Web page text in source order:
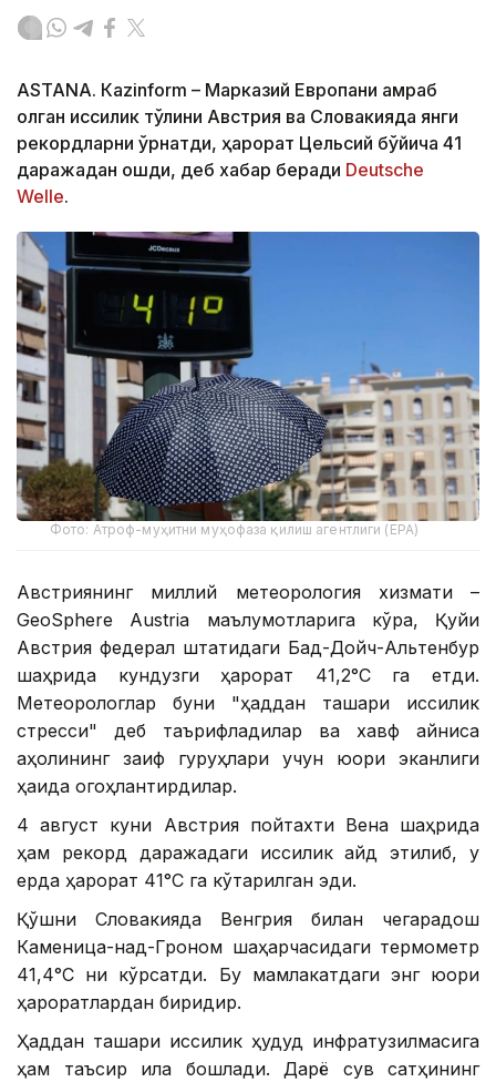
ASTANА. Кazinform – Марказий Европани қамраб
олган иссиқлик тўлқини Австрия ва Словакияда янги
рекордларни ўрнатди, ҳарорат Цельсий бўйича 41
даражадан ошди, деб хабар беради Deutsche
Welle.
Фото: Атроф-муҳитни муҳофаза қилиш агентлиги (EPA)
Австриянинг миллий метеорология хизмати –
GeoSphere Austria маълумотларига кўра, Қуйи
Австрия федерал штатидаги Бад-Дойч-Альтенбур
шаҳрида кундузги ҳарорат 41,2°С га етди.
Метеорологлар буни "ҳаддан ташқари иссиқлик
стресси" деб таърифладилар ва хавф айниқса
аҳолининг заиф гуруҳлари учун юқори эканлиги
ҳақида огоҳлантирдилар.
4 август куни Австрия пойтахти Вена шаҳрида
ҳам рекорд даражадаги иссиқлик қайд этилиб, у
ерда ҳарорат 41°С га кўтарилган эди.
Қўшни Словакияда Венгрия билан чегарадош
Каменица-над-Гроном шаҳарчасидаги термометр
41,4°С ни кўрсатди. Бу мамлакатдаги энг юқори
ҳароратлардан биридир.
Ҳаддан ташқари иссиқлик ҳудуд инфратузилмасига
ҳам таъсир қила бошлади. Дарё сув сатҳининг